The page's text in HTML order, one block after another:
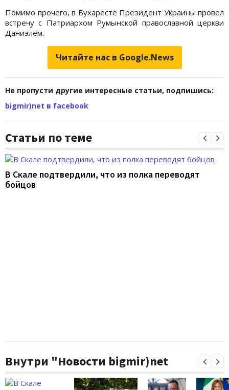
Помимо прочего, в Бухаресте Президент Украины провел
встречу с Патриархом Румынской православной церкви
Даниэлем.
Читайте нас в Google.News
Не пропусти другие интересные статьи, подпишись:
bigmir)net в facebook
Статьи по теме
В Скале подтвердили, что из полка переводят
бойцов
Внутри "Новости bigmir)net